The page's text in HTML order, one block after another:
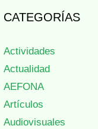
CATEGORÍAS
Actividades
Actualidad
AEFONA
Artículos
Audiovisuales